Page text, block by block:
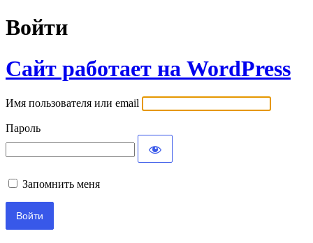
Войти
Сайт работает на WordPress
Имя пользователя или email
Пароль
Запомнить меня